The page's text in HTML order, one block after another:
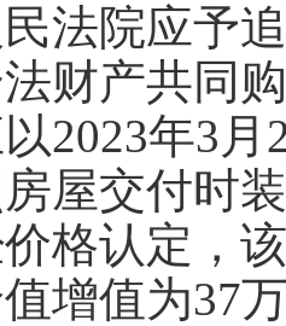
法院应予
财产共同
2023年3
屋交付时
格认定，
增值为37